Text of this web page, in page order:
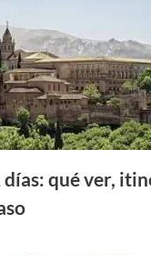
días: qué ver,